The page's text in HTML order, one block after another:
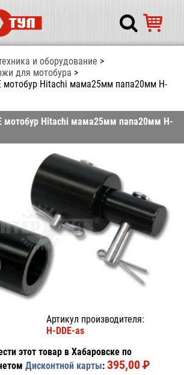
и оборудование
для мотобура
мотобур Hitachi мама25мм папа20мм H-
мотобур Hitachi мама25мм папа20мм H-
Артикул производителя:
H-DDE-as
этот товар в Хабаровске по
Дисконтной карты: 395,00PУБ.